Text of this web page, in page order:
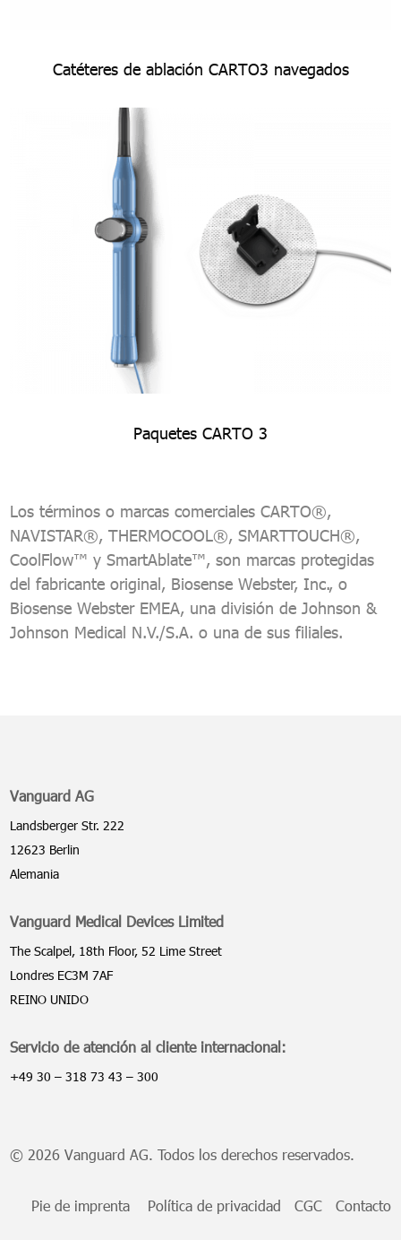
Catéteres de ablación CARTO3 navegados
Paquetes CARTO 3
Los términos o marcas comerciales CARTO®,
NAVISTAR®, THERMOCOOL®, SMARTTOUCH®,
CoolFlow™ y SmartAblate™, son marcas protegidas
del fabricante original, Biosense Webster, Inc., o
Biosense Webster EMEA, una división de Johnson &
Johnson Medical N.V./S.A. o una de sus filiales.
Vanguard AG
Landsberger Str. 222
12623 Berlin
Alemania
Vanguard Medical Devices Limited
The Scalpel, 18th Floor, 52 Lime Street
Londres EC3M 7AF
REINO UNIDO
Servicio de atención al cliente internacional:
+49 30 – 318 73 43 – 300
© 2026 Vanguard AG. Todos los derechos reservados.
Pie de imprenta Política de privacidad CGC Contacto